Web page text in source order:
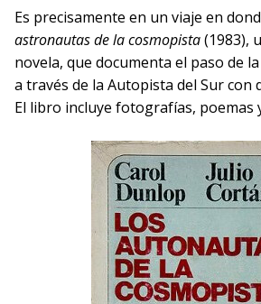
Es precisamente en un viaje en
astronautas de la cosmopista(1983),
novela, que documenta el paso de
a través de la Autopista del Sur con
El libro incluye fotografías, poemas